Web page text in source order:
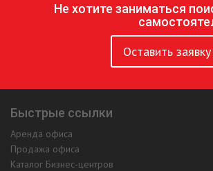
Не хотите заниматься
Оставить
Быстрые ссылки
Аренда офиса
Продажа офиса
Каталог Бизнес-центров